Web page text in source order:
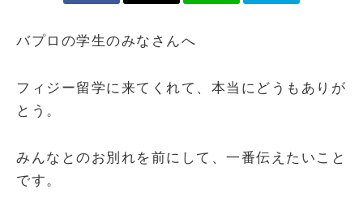
バプロの学生のみなさんへ
フィジー留学に来てくれて、本当にどうもありが
とう。
みんなとのお別れを前にして、一番伝えたいこと
です。